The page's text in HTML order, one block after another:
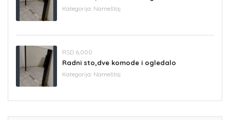
Kategorija: Nameštaj
RSD 6,000
Radni sto,dve komode i ogledalo
Kategorija: Nameštaj